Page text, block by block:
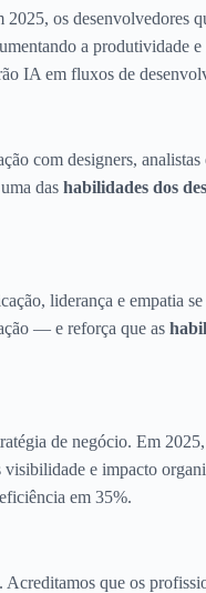
os desenvolvedores
a produtividade
IA em fluxos de
com designers,
uma dashabilidades dos
liderança e empatia se
— e reforça que as
de negócio. Em
visibilidade e impacto
em 35%.
. Acreditamos que os